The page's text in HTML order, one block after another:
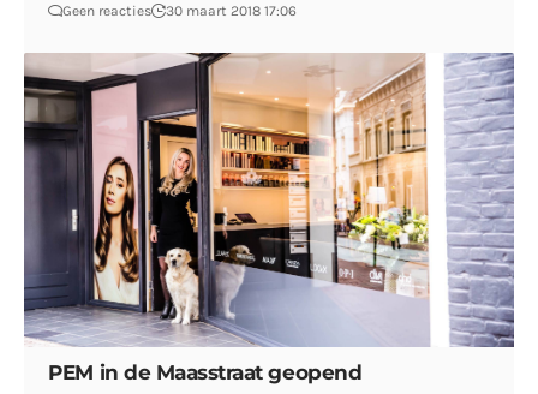
Geen reacties 30 maart 2018 17:06
PEM in de Maasstraat geopend